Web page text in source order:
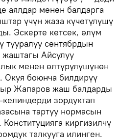
аялдар менен балдарга
үчүн жаза күчөтүлүшү
Эскерте кетсек, өлүм
тууралуу сентябрдын
Айсулуу
менен өлтүрүлүшүнөн
Окуя боюнча билдирүү
Жапаров жаш балдарды
зордуктап
тартуу нормасын
киргизилчү
талкууга илинген.